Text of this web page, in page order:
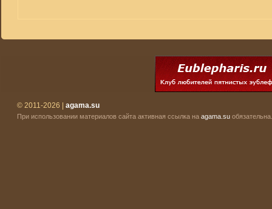
© 2011-2026 | agama.su
При использовании материалов сайта активная ссылка на agama.su обязательна.